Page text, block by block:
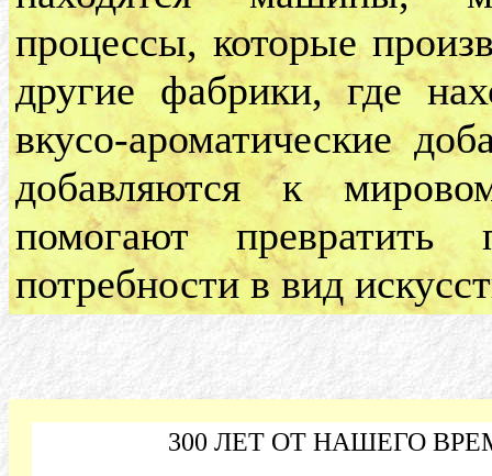
процессы, которые
другие фабрики, где
вкусо-ароматические
добавляются к
помогают
потребности в вид
300 ЛЕТ ОТ НАШЕГО